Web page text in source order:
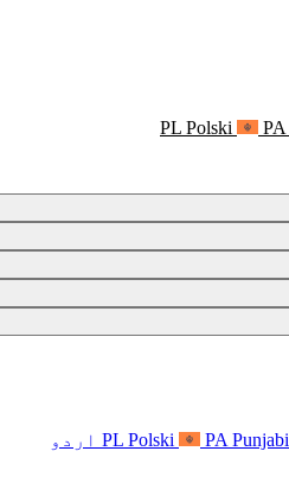
PL Polski PA
PL Polski PA Punjabi اردو